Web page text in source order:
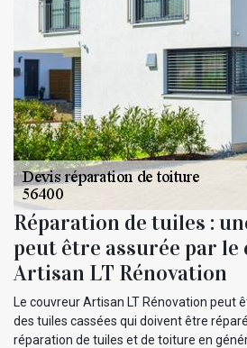
Réparation de tuiles :
peut être assurée par
Artisan LT Rénovation
Le couvreur Artisan LT Rénovation peut
des tuiles cassées qui doivent être
réparation de tuiles et de toiture en